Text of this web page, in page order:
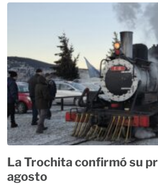
La Trochita confirmó su
agosto